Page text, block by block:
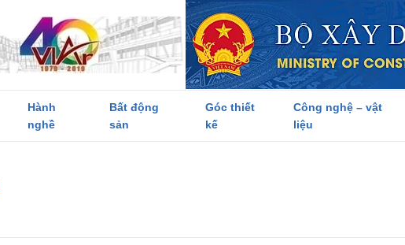
Hành
nghề
Bất động
sản
Góc thiết
kế
Công nghệ – vật
liệu